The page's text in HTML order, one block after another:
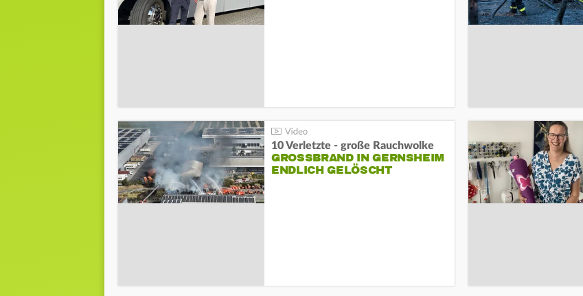
10 Verletzte - große Rauchwolke
GROSSBRAND IN GERNSHEIM E
NDLICH GELÖSCHT